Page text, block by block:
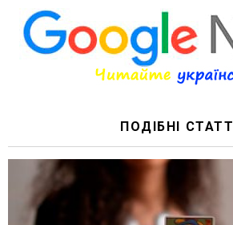
ПОДІБНІ СТАТТІ